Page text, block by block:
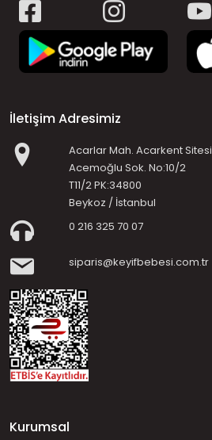
İletişim Adresimiz
Acarlar Mah. Acarkent Sitesi
Acemoğlu Sok. No:10/2
T11/2 PK:34800
Beykoz / İstanbul
0 216 325 70 07
siparis@keyifbebesi.com.tr
Kurumsal